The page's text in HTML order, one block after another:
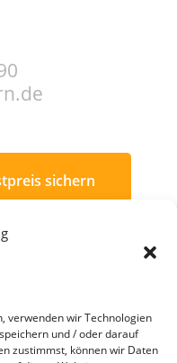
verwenden wir Technologien
und / oder darauf
zustimmst, können wir Daten
sichern